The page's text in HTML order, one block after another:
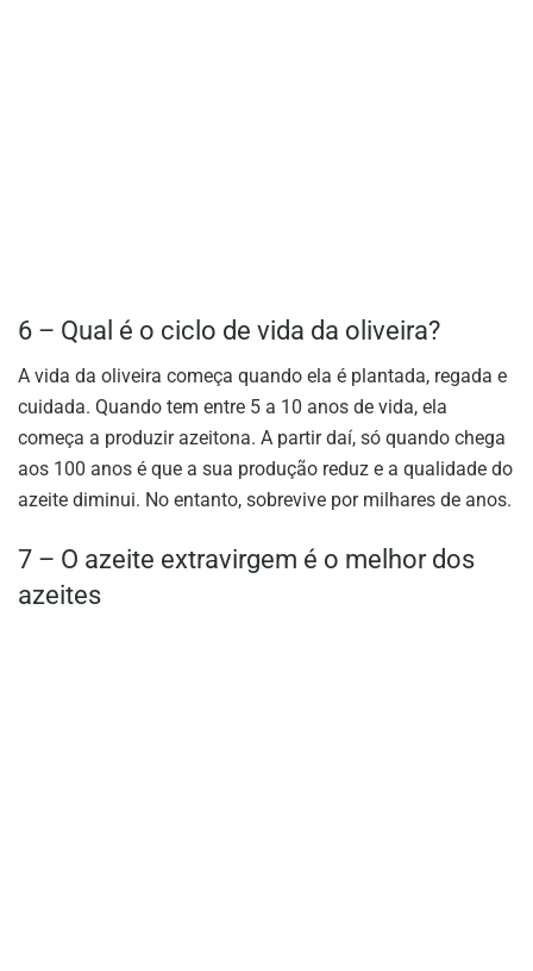
6 – Qual é o ciclo de vida da oliveira?
A vida da oliveira começa quando ela é plantada, regada e
cuidada. Quando tem entre 5 a 10 anos de vida, ela
começa a produzir azeitona. A partir daí, só quando chega
aos 100 anos é que a sua produção reduz e a qualidade do
azeite diminui. No entanto, sobrevive por milhares de anos.
7 – O azeite extravirgem é o melhor dos
azeites